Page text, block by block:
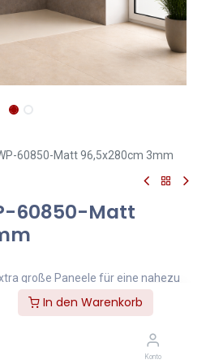
In den Warenkorb
Konto
60850-Matt 96,5x280cm 3mm
60850-Matt
große Paneele für eine nahezu
mm Nutzschicht
trotzdem flexibel
unbedenklich